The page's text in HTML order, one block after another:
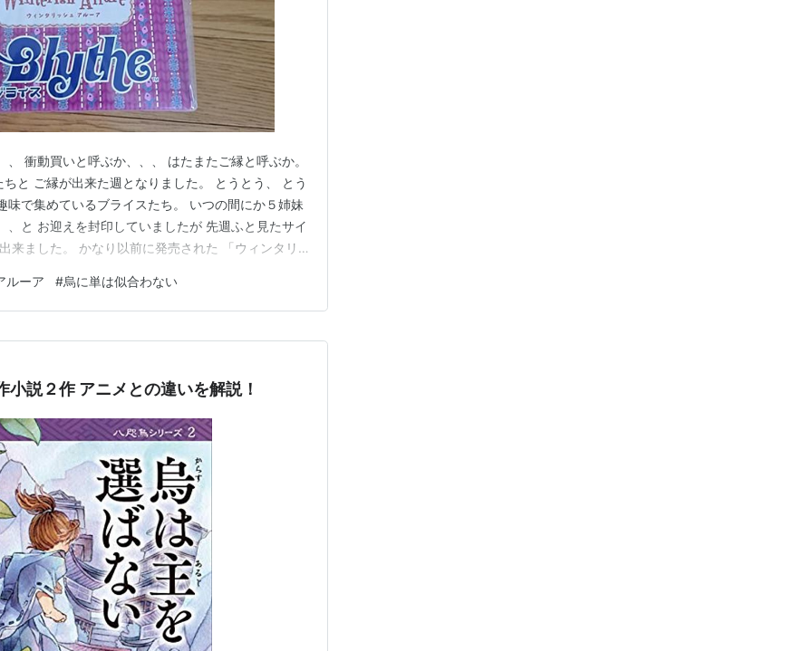
衝動買いと呼ぶか、、、 はたまたご縁と呼ぶか。
と ご縁が出来た週となりました。 とうとう、 とう
味で集めているブライスたち。 いつの間にか５姉妹
、と お迎えを封印していましたが 先週ふと見たサイ
来ました。 かなり以前に発売された 「ウィンタリ
のデザインなどはじめて見た時から ドンピシャど
ルーア #烏に単は似合わない
小説２作 アニメとの違いを解説！